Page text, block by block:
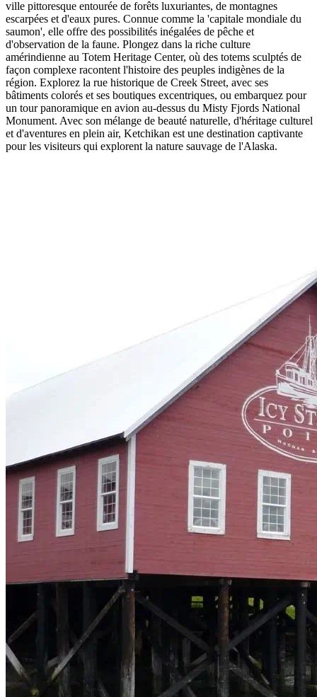
ville pittoresque entourée de forêts luxuriantes, de montagnes
escarpées et d'eaux pures. Connue comme la 'capitale mondiale du
saumon', elle offre des possibilités inégalées de pêche et
d'observation de la faune. Plongez dans la riche culture
amérindienne au Totem Heritage Center, où des totems sculptés de
façon complexe racontent l'histoire des peuples indigènes de la
région. Explorez la rue historique de Creek Street, avec ses
bâtiments colorés et ses boutiques excentriques, ou embarquez pour
un tour panoramique en avion au-dessus du Misty Fjords National
Monument. Avec son mélange de beauté naturelle, d'héritage culturel
et d'aventures en plein air, Ketchikan est une destination captivante
pour les visiteurs qui explorent la nature sauvage de l'Alaska.